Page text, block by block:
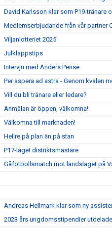
David Karlsson klar som P19-tränare
Medlemserbjudande från vår partner
Viljanlotteriet 2025
Julklappstips
Intervju med Anders Pense
Per aspera ad astra - Genom kvalen
Vill du bli tränare eller ledare?
Anmälan är öppen, välkomna!
Välkomna till marknaden!
Hellre på plan än på stan
P17-laget distriktsmästare
Gåfotbollsmatch mot landslaget på
Andreas Hellmark klar som ny
2023 års ungdomsstipendier utdelade